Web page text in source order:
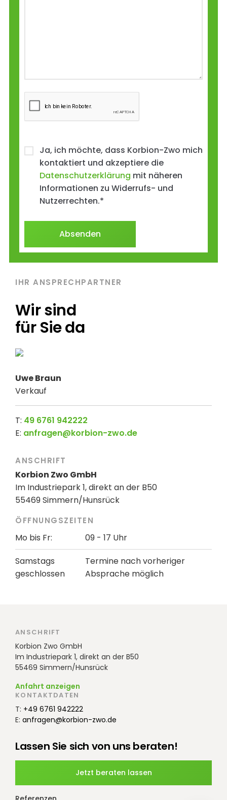
Ja, ich möchte, dass Korbion-Zwo mich
kontaktiert und akzeptiere die
Datenschutzerklärung mit näheren
Informationen zu Widerrufs- und
Nutzerrechten.*
IHR ANSPRECHPARTNER
Wir sind
für Sie da
Uwe Braun
Verkauf
T: 49 6761 942222
E: anfragen@korbion-zwo.de
ANSCHRIFT
Korbion Zwo GmbH
Im Industriepark 1, direkt an der B50
55469 Simmern/Hunsrück
ÖFFNUNGSZEITEN
Mo bis Fr:
09 - 17 Uhr
Samstags
geschlossen
Termine nach vorheriger
Absprache möglich
ANSCHRIFT
Korbion Zwo GmbH
Im Industriepark 1, direkt an der B50
55469 Simmern/Hunsrück
Anfahrt anzeigen
KONTAKTDATEN
T: +49 6761 942222
E: anfragen@korbion-zwo.de
Lassen Sie sich von uns beraten!
Jetzt beraten lassen